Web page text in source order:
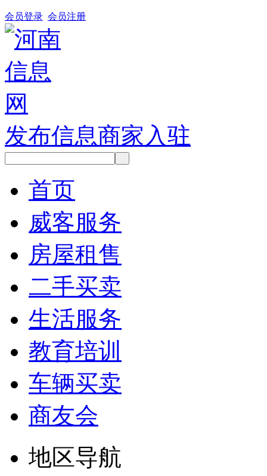
会员登录 会员注册
发布信息商家入驻
首页
威客服务
房屋租售
二手买卖
生活服务
教育培训
车辆买卖
商友会
地区导航